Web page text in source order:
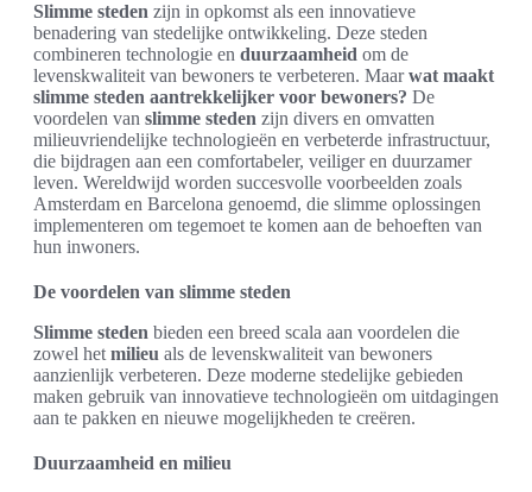
Slimme steden zijn in opkomst als een innovatieve
benadering van stedelijke ontwikkeling. Deze steden
combineren technologie en duurzaamheid om de
levenskwaliteit van bewoners te verbeteren. Maarwat maakt
slimme steden aantrekkelijker voor bewoners? De
voordelen van slimme steden zijn divers en omvatten
milieuvriendelijke technologieën en verbeterde infrastructuur,
die bijdragen aan een comfortabeler, veiliger en duurzamer
leven. Wereldwijd worden succesvolle voorbeelden zoals
Amsterdam en Barcelona genoemd, die slimme oplossingen
implementeren om tegemoet te komen aan de behoeften van
hun inwoners.
De voordelen van slimme steden
Slimme steden bieden een breed scala aan voordelen die
zowel het milieu als de levenskwaliteit van bewoners
aanzienlijk verbeteren. Deze moderne stedelijke gebieden
maken gebruik van innovatieve technologieën om uitdagingen
aan te pakken en nieuwe mogelijkheden te creëren.
Duurzaamheid en milieu